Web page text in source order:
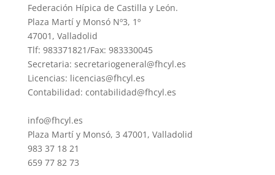
Federación Hípica de Castilla y León.
Plaza Martí y Monsó Nº3, 1º
47001, Valladolid
Tlf: 983371821/Fax: 983330045
Secretaria: secretariogeneral@fhcyl.es
Licencias: licencias@fhcyl.es
Contabilidad: contabilidad@fhcyl.es
info@fhcyl.es
Plaza Martí y Monsó, 3 47001, Valladolid
983 37 18 21
659 77 82 73